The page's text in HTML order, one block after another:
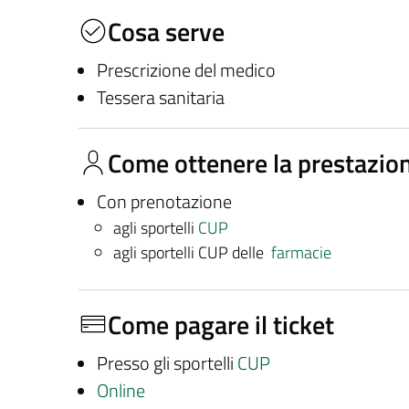
Cosa serve
Prescrizione del medico
Tessera sanitaria
Come ottenere la
Con prenotazione
agli sportelli CUP
agli sportelli CUP delle farmacie
Come pagare il ticket
Presso gli sportelli CUP
Online